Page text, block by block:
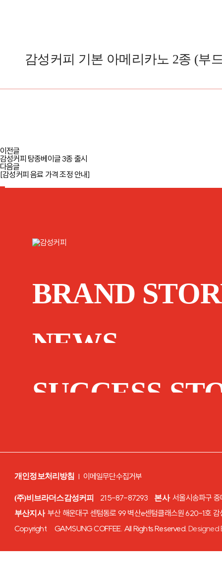
감성커피 기본 아메리카노 2종 (부
이전글
감성커피 탕종베이글 3종 출시
다음글
[감성커피 음료 가격 조정 안내]
BRAND
NEWS
SUCCESS
개인정보처리방침 | 이메일무단수집거부
(주)비브라더스감성커피 215-87-87293 본사서울시송파구
부산지사부산 해운대구 센텀동로 99 벽산e센텀클래스원 620-1호 감
Copyright GAMSUNG COFFEE. All Rights Reserved.Designed